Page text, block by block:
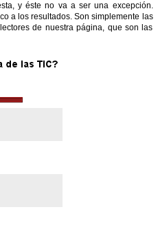
y éste no va a ser una excepción.
a los resultados. Son simplemente las
de nuestra página, que son las